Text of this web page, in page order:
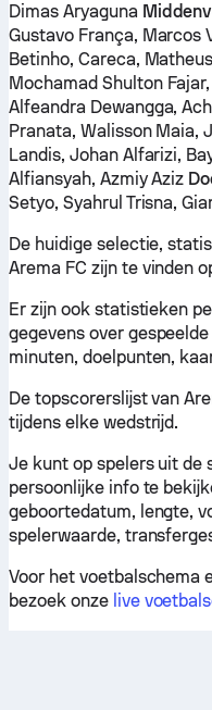
Dimas Aryaguna
Gustavo França, Marcos
Betinho, Careca,
Mochamad Shulton
Alfeandra Dewangga,
Pranata, Walisson Maia,
Landis, Johan Alfarizi,
Alfiansyah, Azmiy Aziz
Setyo, Syahrul Trisna,
De huidige selectie,
Arema FC zijn te vinden
Er zijn ook statistieken
gegevens over
minuten, doelpunten,
De topscorerslijst van
tijdens elke wedstrijd.
Je kunt op spelers uit de
persoonlijke info te
geboortedatum, lengte,
spelerwaarde,
Voor het voetbalschema
bezoek onze live